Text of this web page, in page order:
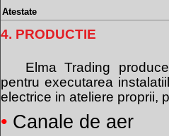
Atestate
4. PRODUCTIE
Elma Trading
pentru executarea
electrice in ateliere proprii,
• Canale de aer